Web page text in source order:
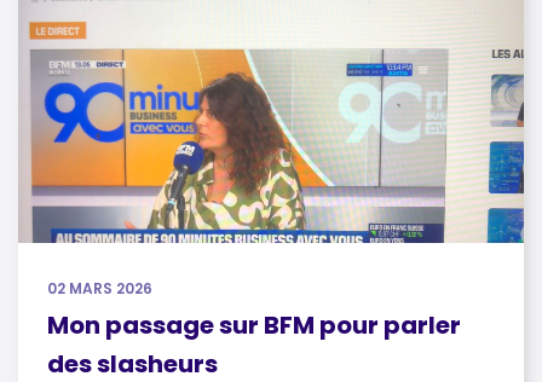
02 MARS 2026
Mon passage sur BFM pour parler
des slasheurs